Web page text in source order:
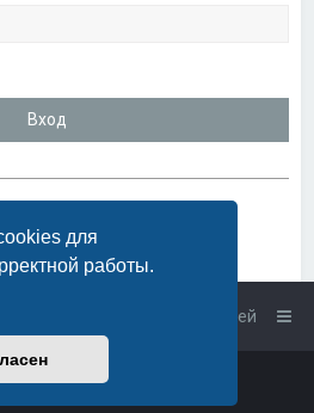
для
работы.
Связаться с администрацией
PlanetStyles